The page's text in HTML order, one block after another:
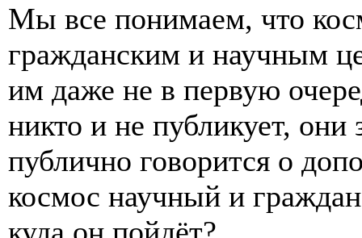
Мы все понимаем, что
гражданским и научным
им даже не в первую
никто и не публикует,
публично говорится о
космос научный и